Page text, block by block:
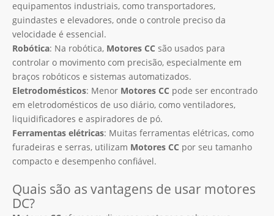
equipamentos industriais, como transportadores,
guindastes e elevadores, onde o controle preciso da
velocidade é essencial.
Robótica: Na robótica, Motores CC são usados ​​para
controlar o movimento com precisão, especialmente em
braços robóticos e sistemas automatizados.
Eletrodomésticos: Menor Motores CC pode ser encontrado
em eletrodomésticos de uso diário, como ventiladores,
liquidificadores e aspiradores de pó.
Ferramentas elétricas: Muitas ferramentas elétricas, como
furadeiras e serras, utilizam Motores CC por seu tamanho
compacto e desempenho confiável.
Quais são as vantagens de usar motores
DC?